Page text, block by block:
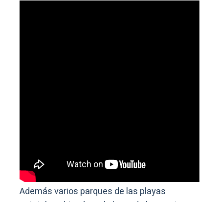
Además varios parques de las playas